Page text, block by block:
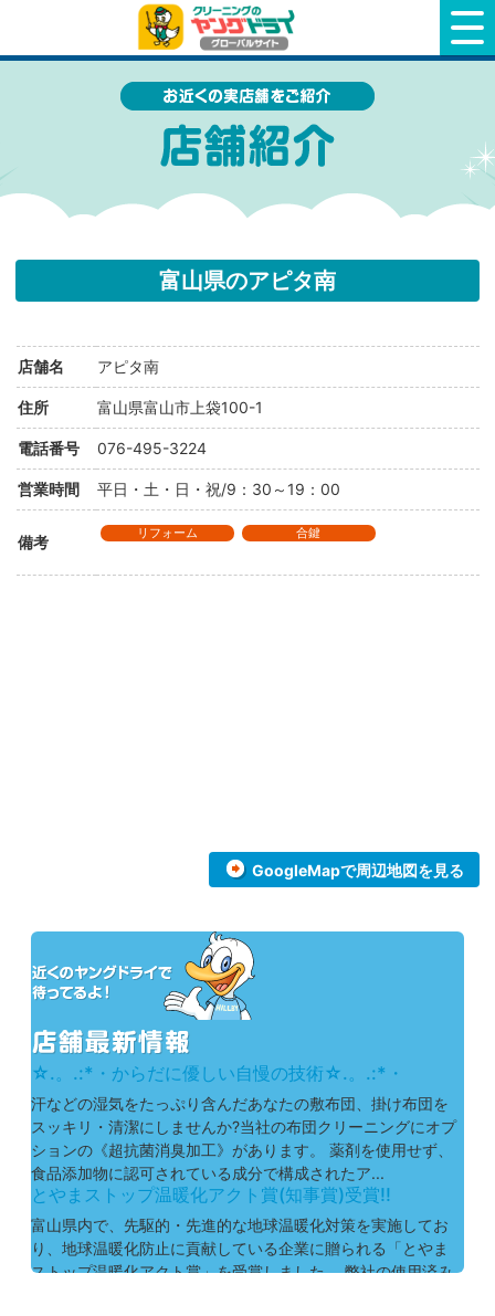
クリーニングのヤングドライ
富山県のアピタ南
店舗名 アピタ南
住所 富山県富山市上袋100-1
電話番号 076-495-3224
営業時間 平日・土・日・祝/9：30～19：00
備考 リフォーム 合鍵
GoogleMapで周辺地図を見る
☆.。.:*・からだに優しい自慢の技術☆.。.:*・
汗などの湿気をたっぷり含んだあなたの敷布団、掛け布団を
スッキリ・清潔にしませんか?当社の布団クリーニングにオプ
ションの《超抗菌消臭加工》があります。 薬剤を使用せず、
食品添加物に認可されている成分で構成されたア...
とやまストップ温暖化アクト賞(知事賞)受賞!!
富山県内で、先駆的・先進的な地球温暖化対策を実施してお
り、地球温暖化防止に貢献している企業に贈られる「とやま
ストップ温暖化アクト賞」を受賞しました。 弊社の使用済み